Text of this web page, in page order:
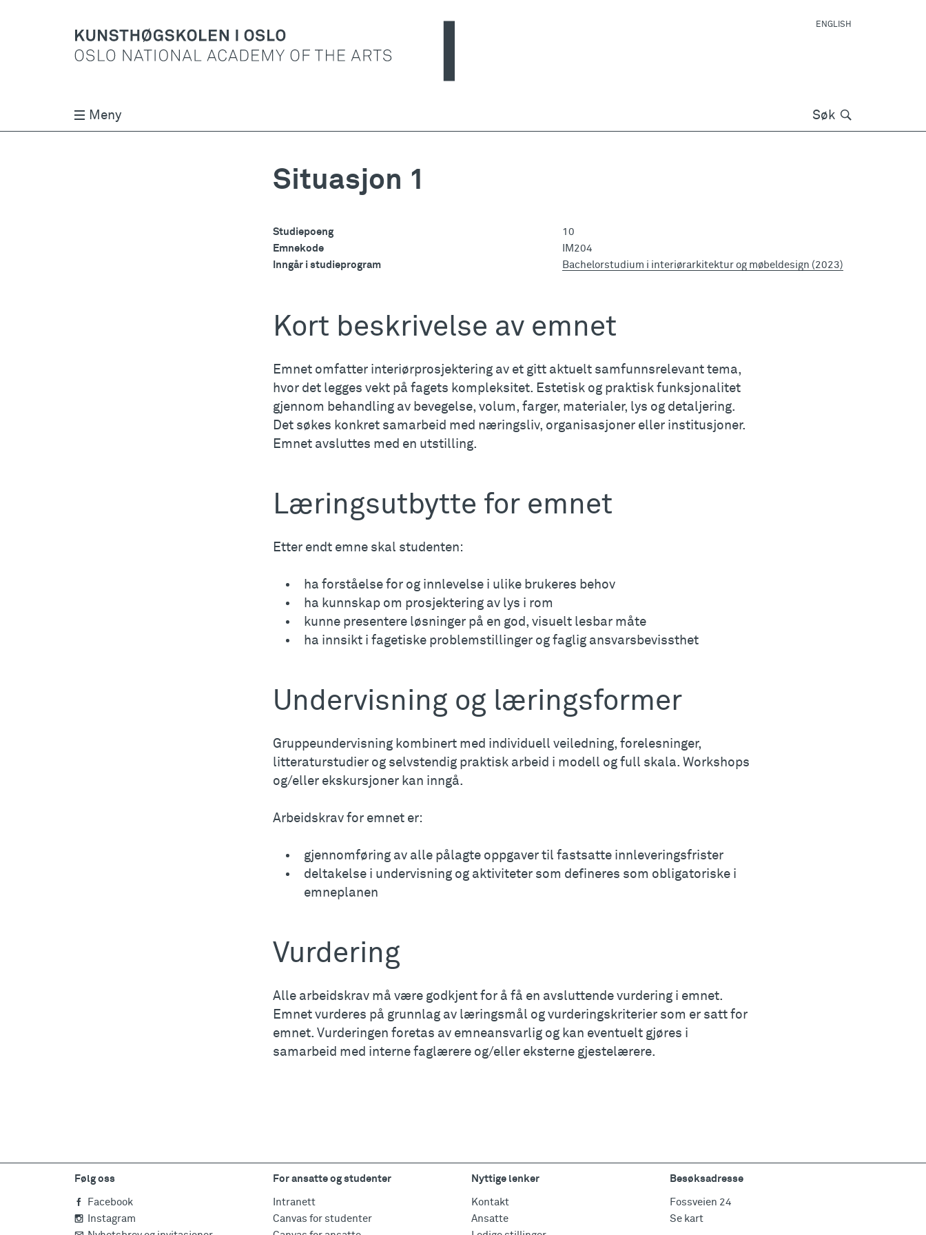
ENGLISH
Meny Søk Søk
Situasjon 1
Studiepoeng
10
Emnekode
IM204
Inngår i studieprogram
Bachelorstudium i interiørarkitektur og møbeldesign (2023)
Kort beskrivelse av emnet
Emnet omfatter interiørprosjektering av et gitt aktuelt samfunnsrelevant tema,
hvor det legges vekt på fagets kompleksitet. Estetisk og praktisk funksjonalitet
gjennom behandling av bevegelse, volum, farger, materialer, lys og detaljering.
Det søkes konkret samarbeid med næringsliv, organisasjoner eller institusjoner.
Emnet avsluttes med en utstilling.
Læringsutbytte for emnet
Etter endt emne skal studenten:
ha forståelse for og innlevelse i ulike brukeres behov
ha kunnskap om prosjektering av lys i rom
kunne presentere løsninger på en god, visuelt lesbar måte
ha innsikt i fagetiske problemstillinger og faglig ansvarsbevissthet
Undervisning og læringsformer
Gruppeundervisning kombinert med individuell veiledning, forelesninger,
litteraturstudier og selvstendig praktisk arbeid i modell og full skala. Workshops
og/eller ekskursjoner kan inngå.
Arbeidskrav for emnet er:
gjennomføring av alle pålagte oppgaver til fastsatte innleveringsfrister
deltakelse i undervisning og aktiviteter som defineres som obligatoriske i
emneplanen
Vurdering
Alle arbeidskrav må være godkjent for å få en avsluttende vurdering i emnet.
Emnet vurderes på grunnlag av læringsmål og vurderingskriterier som er satt for
emnet. Vurderingen foretas av emneansvarlig og kan eventuelt gjøres i
samarbeid med interne faglærere og/eller eksterne gjestelærere.
Følg oss
Facebook
Instagram
For ansatte og studenter
Intranett
Canvas for studenter
Nyttige lenker
Kontakt
Ansatte
Besøksadresse
Fossveien 24
Se kart